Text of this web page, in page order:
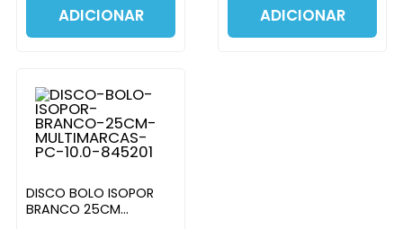
ADICIONAR ADICIONAR
DISCO BOLO ISOPOR
BRANCO 25CM